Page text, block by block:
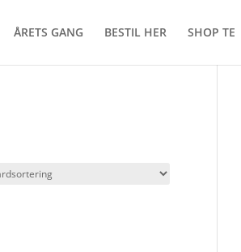
ÅRETS GANG BESTIL HER SHOP TE